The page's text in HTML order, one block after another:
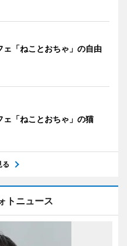
ェ「ねことおちゃ」の自由
ェ「ねことおちゃ」の猫
る
トニュース